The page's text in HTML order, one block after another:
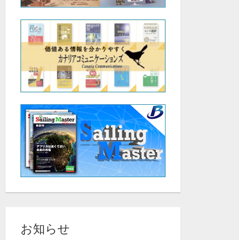
28:59
Fabbi社 × ブレインワークス 越日共創セミナー 中堅中小企業のためのDX・AI活用最前線 :|株式会社DataWisdom 代表 大場 智康
31:25
Fabbi社 × ブレインワークス 越日共創セミナー 中堅中小企業のためのDX・AI活用最前線 :|株式会社ブレインワークス 近藤 昇②
お知らせ